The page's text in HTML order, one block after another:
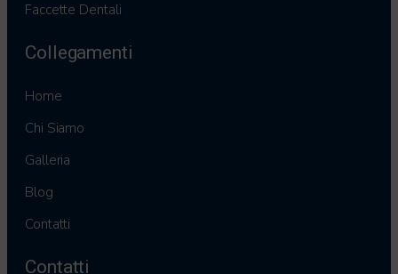
Faccette Dentali
Collegamenti
Home
Chi Siamo
Galleria
Blog
Contatti
Contatti